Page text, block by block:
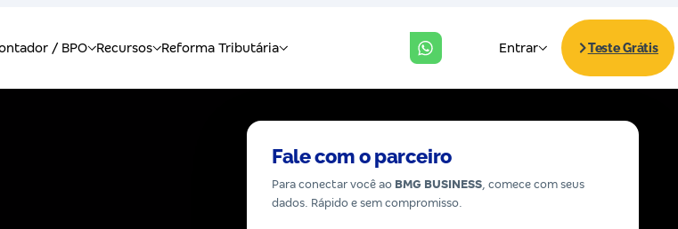
Fale com o parceiro
Para conectar você ao BMG BUSINESS, comece com seus
dados. Rápido e sem compromisso.